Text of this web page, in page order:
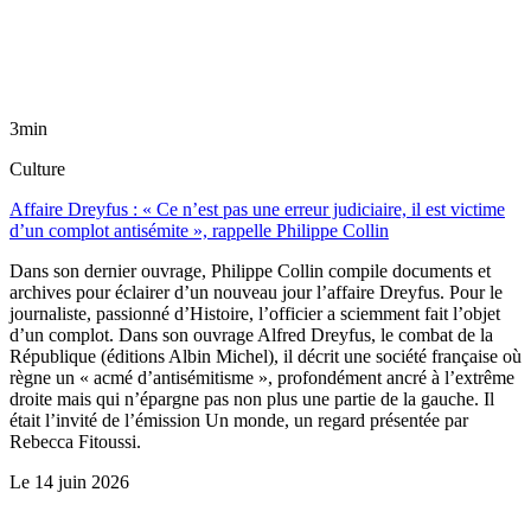
3min
Culture
Affaire Dreyfus : « Ce n’est pas une erreur judiciaire, il est victime
d’un complot antisémite », rappelle Philippe Collin
Dans son dernier ouvrage, Philippe Collin compile documents et
archives pour éclairer d’un nouveau jour l’affaire Dreyfus. Pour le
journaliste, passionné d’Histoire, l’officier a sciemment fait l’objet
d’un complot. Dans son ouvrage Alfred Dreyfus, le combat de la
République (éditions Albin Michel), il décrit une société française où
règne un « acmé d’antisémitisme », profondément ancré à l’extrême
droite mais qui n’épargne pas non plus une partie de la gauche. Il
était l’invité de l’émission Un monde, un regard présentée par
Rebecca Fitoussi.
Le 14 juin 2026